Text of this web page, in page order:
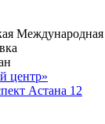
Международная
центр»
Астана 12